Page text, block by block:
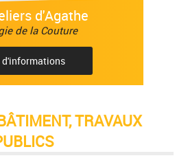
d'Agathe
de la Couture
d'informations
TRAVAUX